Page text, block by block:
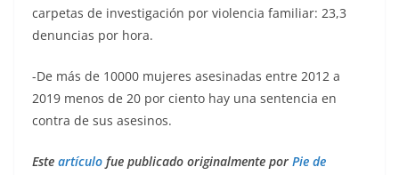
carpetas de investigación por violencia familiar: 23,3
denuncias por hora.
-De más de 10000 mujeres asesinadas entre 2012 a
2019 menos de 20 por ciento hay una sentencia en
contra de sus asesinos.
Este artículo fue publicado originalmente por Pie de